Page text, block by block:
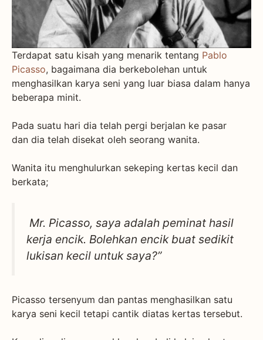
Terdapat satu kisah yang menarik tentang Pablo
Picasso, bagaimana dia berkebolehan untuk
menghasilkan karya seni yang luar biasa dalam hanya
beberapa minit.
Pada suatu hari dia telah pergi berjalan ke pasar
dan dia telah disekat oleh seorang wanita.
Wanita itu menghulurkan sekeping kertas kecil dan
berkata;
Mr. Picasso, saya adalah peminat hasil
kerja encik. Bolehkan encik buat sedikit
lukisan kecil untuk saya?”
Picasso tersenyum dan pantas menghasilkan satu
karya seni kecil tetapi cantik diatas kertas tersebut.